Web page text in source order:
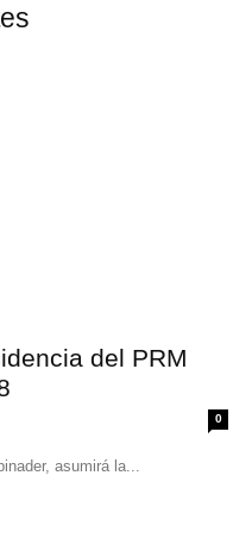
del PRM
0
asumirá la...